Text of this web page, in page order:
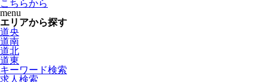
こちらから
menu
エリアから探す
道央
道南
道北
道東
キーワード検索
求人検索